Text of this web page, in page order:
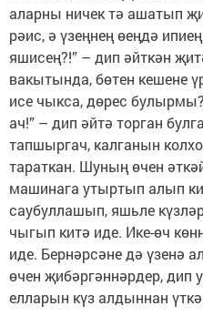
аларны ничек тә ашатып
рәис, ә үзеңнең өеңдә
яшисең?!” – дип әйткән
вакытында, бөтен кешене
исе чыкса, дөрес
ач!” – дип әйтә торган
тапшыргач, калганын
тараткан. Шуның өчен
машинага утыртып алып
саубуллашып, яшьле
чыгып китә иде. Ике-өч
иде. Бернәрсәне дә үзенә
өчен җибәргәннәрдер, дип
елларын күз алдыннан